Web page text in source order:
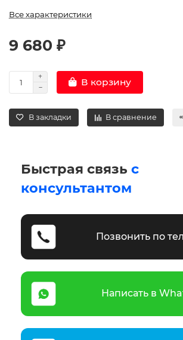
Все характеристики
9 680 ₽
В корзину
В закладки В сравнение
Быстрая связь с
консультантом
Позвонить по
Написать в